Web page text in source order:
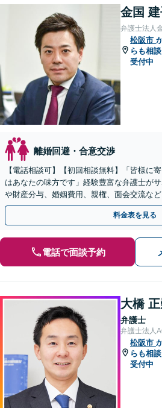
金国
弁護士法人
松阪市
らも相談
受付中
離婚回避・合意交渉
【電話相談可】【初回相談無料】「皆様に寄り添
はあなたの味方です」経験豊富な弁護士が
や財産分与、婚姻費用、親権、面会交流な
間・休日面談可】【完全個室】【名古屋駅7
料金表を見る
電話で面談予約
大橋
弁護士
弁護士法人
松阪市
らも相談
受付中